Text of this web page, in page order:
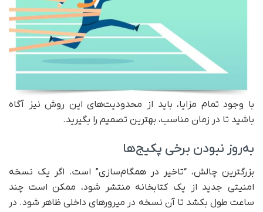
با وجود تمام مزایا، باید از محدودیت‌های این روش نیز آگاه
باشید تا در زمان مناسب، بهترین تصمیم را بگیرید.
به‌روز نبودن برخی پکیج‌ها
بزرگترین چالش، “تاخیر در همگام‌سازی” است. اگر یک نسخه
امنیتی جدید از یک کتابخانه منتشر شود، ممکن است چند
ساعت طول بکشد تا آن نسخه در میرورهای داخلی ظاهر شود. در